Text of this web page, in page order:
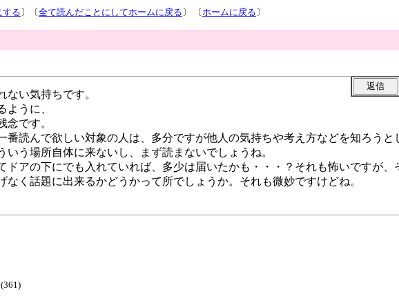
する 〕〔全て読んだことにしてホームに戻る 〕 〔ホームに戻る 〕
い気持ちです。
ように、
です。
読んで欲しい対象の人は、多分ですが他人の気持ちや考え方などを知ろう
う場所自体に来ないし、まず読まないでしょうね。
アの下にでも入れていれば、多少は届いたかも・・・？それも怖いですが、
く話題に出来るかどうかって所でしょうか。それも微妙ですけどね。